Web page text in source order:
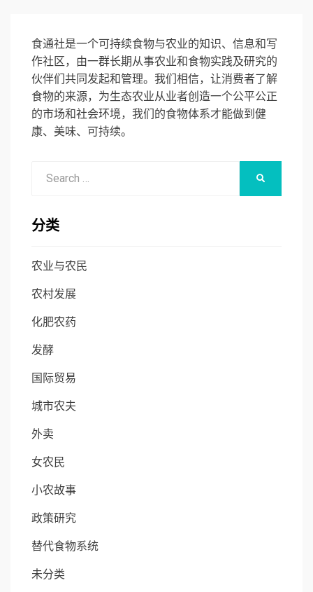
食通社是一个可持续食物与农业的知识、信息和写
作社区，由一群长期从事农业和食物实践及研究的
伙伴们共同发起和管理。我们相信，让消费者了解
食物的来源，为生态农业从业者创造一个公平公正
的市场和社会环境，我们的食物体系才能做到健
康、美味、可持续。
分类
农业与农民
农村发展
化肥农药
发酵
国际贸易
城市农夫
外卖
女农民
小农故事
政策研究
替代食物系统
未分类